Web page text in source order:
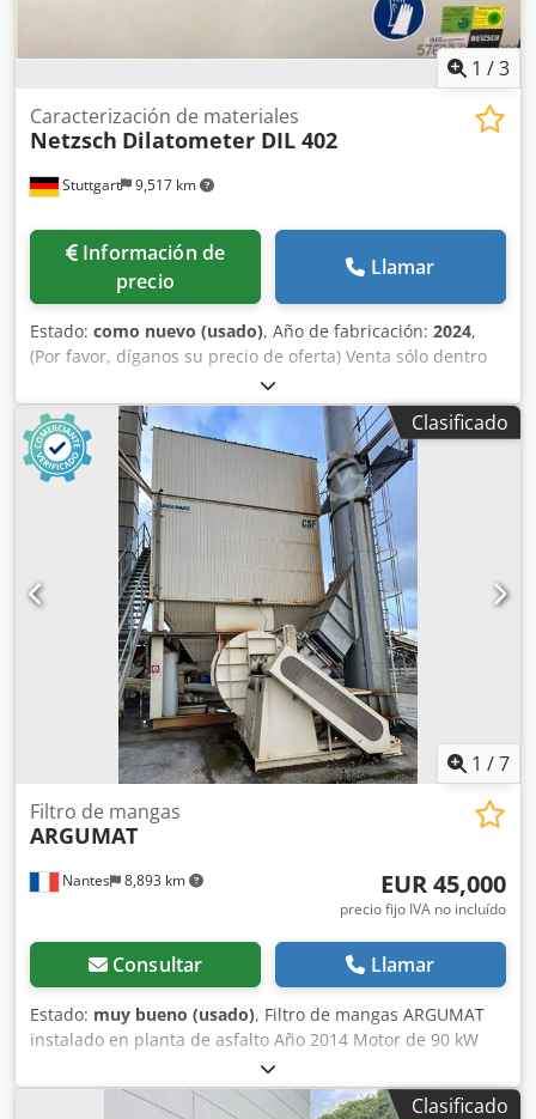
1 /3
Stuttgart 9,517 km
Caracterización de materiales
Netzsch Dilatometer DIL 402
Información de
precio
Llamar
Estado: como nuevo (usado), Año de fabricación: 2024,
(Por favor, díganos su precio de oferta) Venta sólo dentro
de Europa, incl. Turquía Precio sin embalaje; condición de
entrega: FCA (ubicación de la máquina) ===== Datos
técnicos ver folleto. Dedpfszipu Tjx An Ijck Quedan
excluidos todos los derechos de garantía. Por la exactitud
de los datos técnicos y año de construcción, por la
integridad de los accesorios y herramientas, y del
cumplimiento de todos los requisitos de seguridad y
protección medioambiental especificados en la normativa
de prevención de accidentes. Prohibida la venta a
particulares. Venta sólo dentro de Europa, incl. Turquía
Precio sin embalaje; Condición de entrega: FCA (ubicación
de la máquina) ===== Datos técnicos en el folleto adjunto.
Texto en alemán. Sin ningún tipo de garantía, incluyendo
la integridad de las herramientas y accesorios, así como
las normas ambientales y de seguridad. No ventas
Clasificado
1 /7
Nantes 8,893 km
Filtro de mangas
ARGUMAT
EUR 45,000
precio fijo IVA no incluído
Consultar Llamar
Estado: muy bueno (usado), Filtro de mangas ARGUMAT
instalado en planta de asfalto Año 2014 Motor de 90 kW
Desmontaje no incluido Djdpfxeywct Ij An Iock
Clasificado